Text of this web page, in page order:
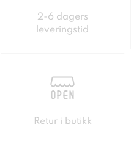
2-6 dagers
leveringstid
Retur i butikk